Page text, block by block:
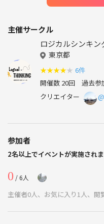
主催サークル
ロジカルシンキ
東京都
★★★★★ 6件
開催数 20回 過去参
クリエイター
参加者
2名以上でイベントが実施され
0 / 6人
主催者0人、お気に入り1人、閲